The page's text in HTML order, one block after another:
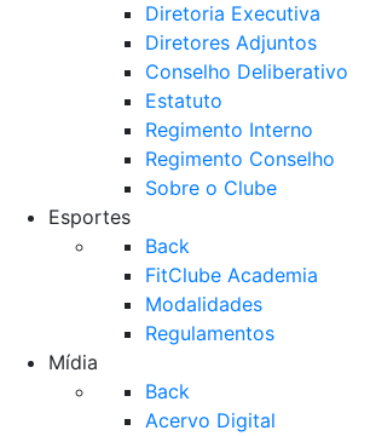
Diretoria Executiva
Diretores Adjuntos
Conselho Deliberativo
Estatuto
Regimento Interno
Regimento Conselho
Sobre o Clube
Esportes
Back
FitClube Academia
Modalidades
Regulamentos
Mídia
Back
Acervo Digital